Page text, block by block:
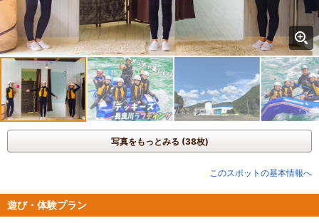
写真をもっとみる (38枚)
このスポットの基本情報へ
遊び・体験プラン